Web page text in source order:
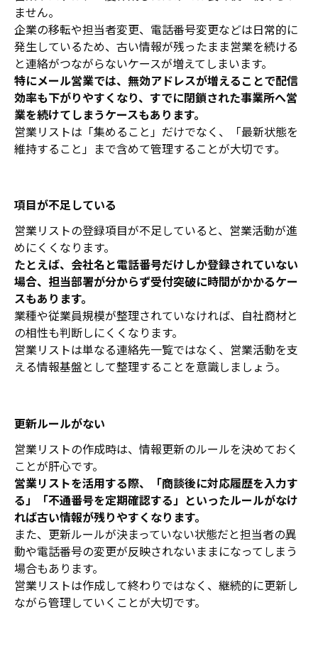
ません。
企業の移転や担当者変更、電話番号変更などは日常的に
発生しているため、古い情報が残ったまま営業を続ける
と連絡がつながらないケースが増えてしまいます。
特にメール営業では、無効アドレスが増えることで配信
効率も下がりやすくなり、すでに閉鎖された事業所へ営
業を続けてしまうケースもあります。
営業リストは「集めること」だけでなく、「最新状態を
維持すること」まで含めて管理することが大切です。
項目が不足している
営業リストの登録項目が不足していると、営業活動が進
めにくくなります。
たとえば、会社名と電話番号だけしか登録されていない
場合、担当部署が分からず受付突破に時間がかかるケー
スもあります。
業種や従業員規模が整理されていなければ、自社商材と
の相性も判断しにくくなります。
営業リストは単なる連絡先一覧ではなく、営業活動を支
える情報基盤として整理することを意識しましょう。
更新ルールがない
営業リストの作成時は、情報更新のルールを決めておく
ことが肝心です。
営業リストを活用する際、「商談後に対応履歴を入力す
る」「不通番号を定期確認する」といったルールがなけ
れば古い情報が残りやすくなります。
また、更新ルールが決まっていない状態だと担当者の異
動や電話番号の変更が反映されないままになってしまう
場合もあります。
営業リストは作成して終わりではなく、継続的に更新し
ながら管理していくことが大切です。